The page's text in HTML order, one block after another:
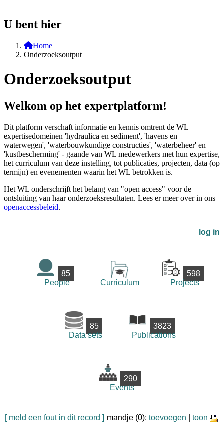
U bent hier
Home
Onderzoeksoutput
Onderzoeksoutput
Welkom op het expertplatform!
Dit platform verschaft informatie en kennis omtrent de WL
expertisedomeinen 'hydraulica en sediment', 'havens en
waterwegen', 'waterbouwkundige constructies', 'waterbeheer' en
'kustbescherming' - gaande van WL medewerkers met hun expertise,
het curriculum van deze instelling, tot publicaties, projecten, data (op
termijn) en evenementen waarin het WL betrokken is.
Het WL onderschrijft het belang van "open access" voor de
ontsluiting van haar onderzoeksresultaten. Lees er meer over in ons
openaccessbeleid.
log in
85
People
Curriculum
598
Projects
85
Data sets
3823
Publications
290
Events
[ meld een fout in dit record ] mandje (0): toevoegen toon